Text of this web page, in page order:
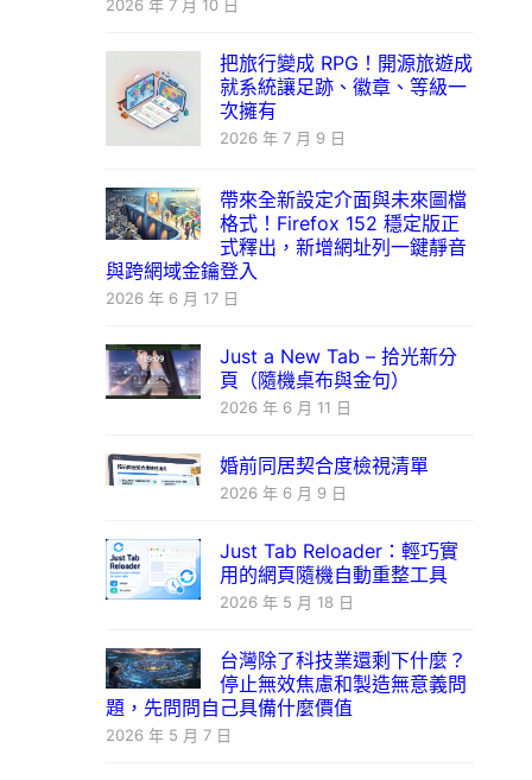
2026 年 7 月 10 日
把旅行變成 RPG！開源旅遊成
就系統讓足跡、徽章、等級一
次擁有
2026 年 7 月 9 日
帶來全新設定介面與未來圖檔
格式！Firefox 152 穩定版正
式釋出，新增網址列一鍵靜音
與跨網域金鑰登入
2026 年 6 月 17 日
Just a New Tab – 拾光新分
頁（隨機桌布與金句）
2026 年 6 月 11 日
婚前同居契合度檢視清單
2026 年 6 月 9 日
Just Tab Reloader：輕巧實
用的網頁隨機自動重整工具
2026 年 5 月 18 日
台灣除了科技業還剩下什麼？
停止無效焦慮和製造無意義問
題，先問問自己具備什麼價值
2026 年 5 月 7 日